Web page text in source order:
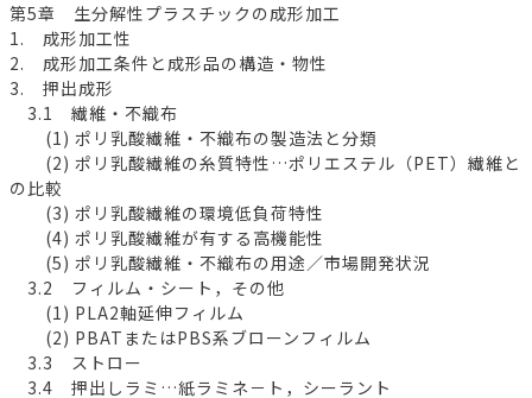
第5章 生分解性プラスチックの成形加工
1. 成形加工性
2. 成形加工条件と成形品の構造・物性
3. 押出成形
3.1 繊維・不織布
(1) ポリ乳酸繊維・不織布の製造法と分類
(2) ポリ乳酸繊維の糸質特性…ポリエステル（PET）繊維と
の比較
(3) ポリ乳酸繊維の環境低負荷特性
(4) ポリ乳酸繊維が有する高機能性
(5) ポリ乳酸繊維・不織布の用途／市場開発状況
3.2 フィルム・シート，その他
(1) PLA2軸延伸フィルム
(2) PBATまたはPBS系ブローンフィルム
3.3 ストロー
3.4 押出しラミ…紙ラミネ－ト，シーラント